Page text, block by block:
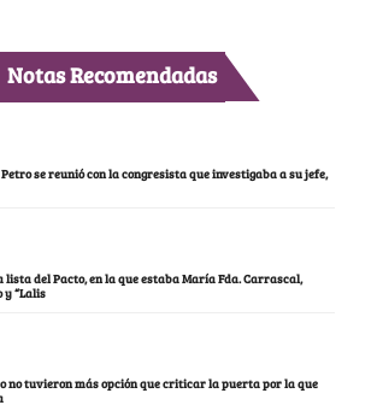
Notas Recomendadas
se reunió con la congresista que investigaba a su jefe,
lista del Pacto, en la que estaba María Fda. Carrascal,
“Lalis
no tuvieron más opción que criticar la puerta por la que